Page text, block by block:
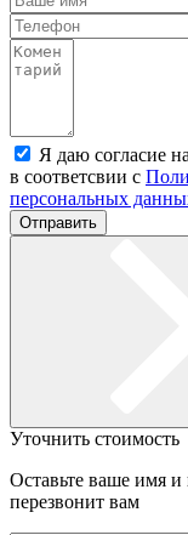
Я даю согласие
в соответсвии с
персональных
Отправить
Уточнить стоимость
Оставьте ваше имя
перезвонит вам